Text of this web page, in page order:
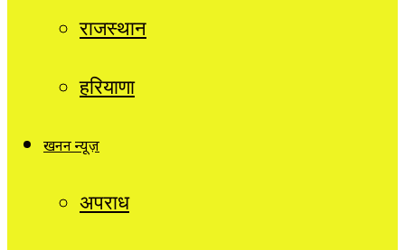
राजस्थान
हरियाणा
खनन न्यूज़
अपराध